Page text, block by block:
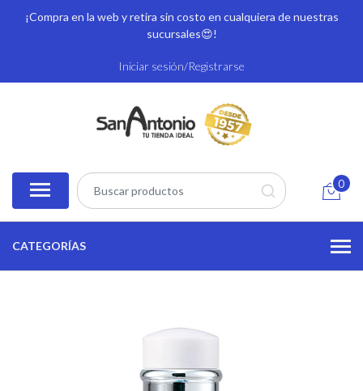
¡Compra en la web y retira sin costo en cualquiera de nuestras
sucursales😍!
Iniciar sesión/Registrarse
0
CATEGORÍAS